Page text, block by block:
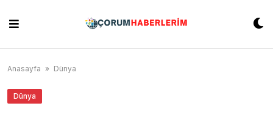
content
Anasayfa » Dünya
Dünya